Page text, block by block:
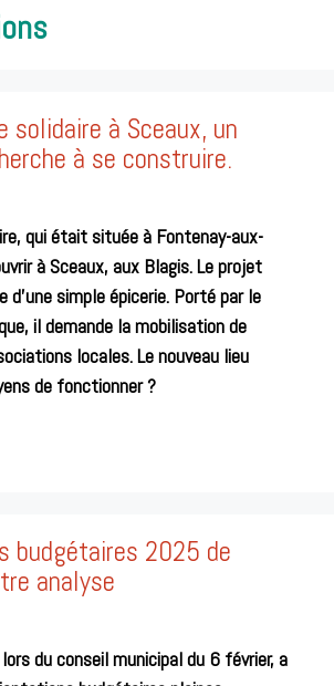
solidaire à Sceaux, un
à se construire.
qui était située à Fontenay-aux-
à Sceaux, aux Blagis. Le projet
d’une simple épicerie. Porté par le
il demande la mobilisation de
locales. Le nouveau lieu
de fonctionner ?
budgétaires 2025 de
analyse
du conseil municipal du 6 février, a